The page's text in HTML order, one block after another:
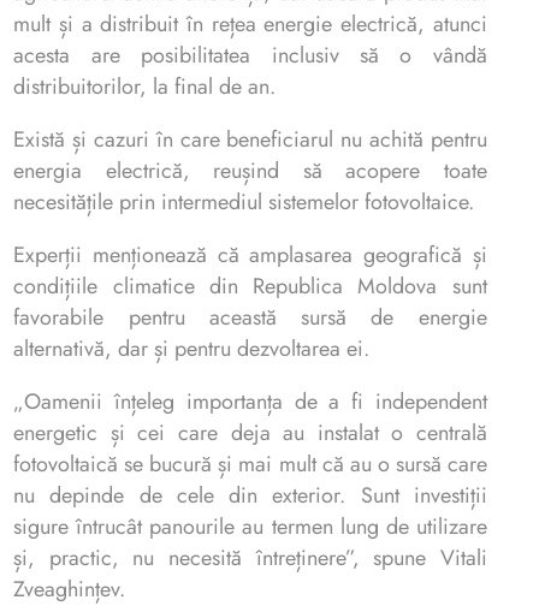
mult și a distribuit în rețea energie electrică, atunci
acesta are posibilitatea inclusiv să o vândă
distribuitorilor, la final de an.
Există și cazuri în care beneficiarul nu achită pentru
energia electrică, reușind să acopere toate
necesitățile prin intermediul sistemelor fotovoltaice.
Experții menționează că amplasarea geografică și
condițiile climatice din Republica Moldova sunt
favorabile pentru această sursă de energie
alternativă, dar și pentru dezvoltarea ei.
„Oamenii înțeleg importanța de a fi independent
energetic și cei care deja au instalat o centrală
fotovoltaică se bucură și mai mult că au o sursă care
nu depinde de cele din exterior. Sunt investiții
sigure întrucât panourile au termen lung de utilizare
și, practic, nu necesită întreținere”, spune Vitali
Zveaghințev.